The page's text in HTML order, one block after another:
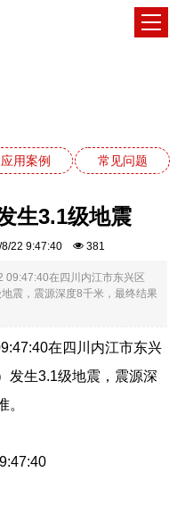
应用案例 常见问题
生3.1级地震
22 9:47:40 381
09:47:40在四川内江市东兴区
震，震源深度8千米，最终结果
在四川内江市东兴
发生3.1级地震，震源深
。